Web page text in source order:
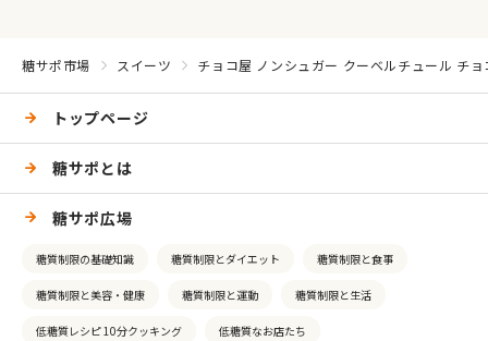
糖サポ市場 スイーツ チョコ屋 ノンシュガー クーベルチュール チ
トップページ
糖サポとは
糖サポ広場
糖質制限の基礎知識 糖質制限とダイエット 糖質制限と食事
糖質制限と美容・健康 糖質制限と運動 糖質制限と生活
低糖質レシピ 10分クッキング 低糖質なお店たち